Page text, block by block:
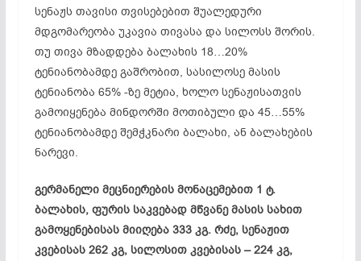
სენაჟს თავისი თვისებებით შუალედური
მდგომარეობა უკავია თივასა და სილოსს შორის.
თუ თივა მზადდება ბალახის 18…20%
ტენიანობამდე გაშრობით, სასილოსე მასის
ტენიანობა 65% -ზე მეტია, ხოლო სენაჟისათვის
გამოიყენება მინდორში მოთიბული და 45…55%
ტენიანობამდე შემჭკნარი ბალახი, ან ბალახების
ნარევი.
გერმანელი მეცნიერების მონაცემებით 1 ტ.
ბალახის, ფურის საკვებად მწვანე მასის სახით
გამოყენებისას მიიღება 333 კგ. რძე, სენაჟით
კვებისას 262 კგ, სილოსით კვებისას – 224 კგ,